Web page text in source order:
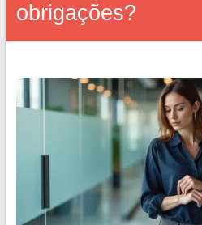
obrigações?